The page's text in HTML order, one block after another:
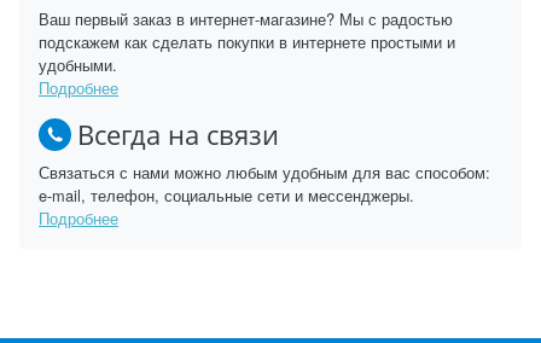
Ваш первый заказ в интернет-магазине? Мы с радостью
подскажем как сделать покупки в интернете простыми и
удобными.
Подробнее
Всегда на связи
Связаться с нами можно любым удобным для вас способом:
e-mail, телефон, социальные сети и мессенджеры.
Подробнее